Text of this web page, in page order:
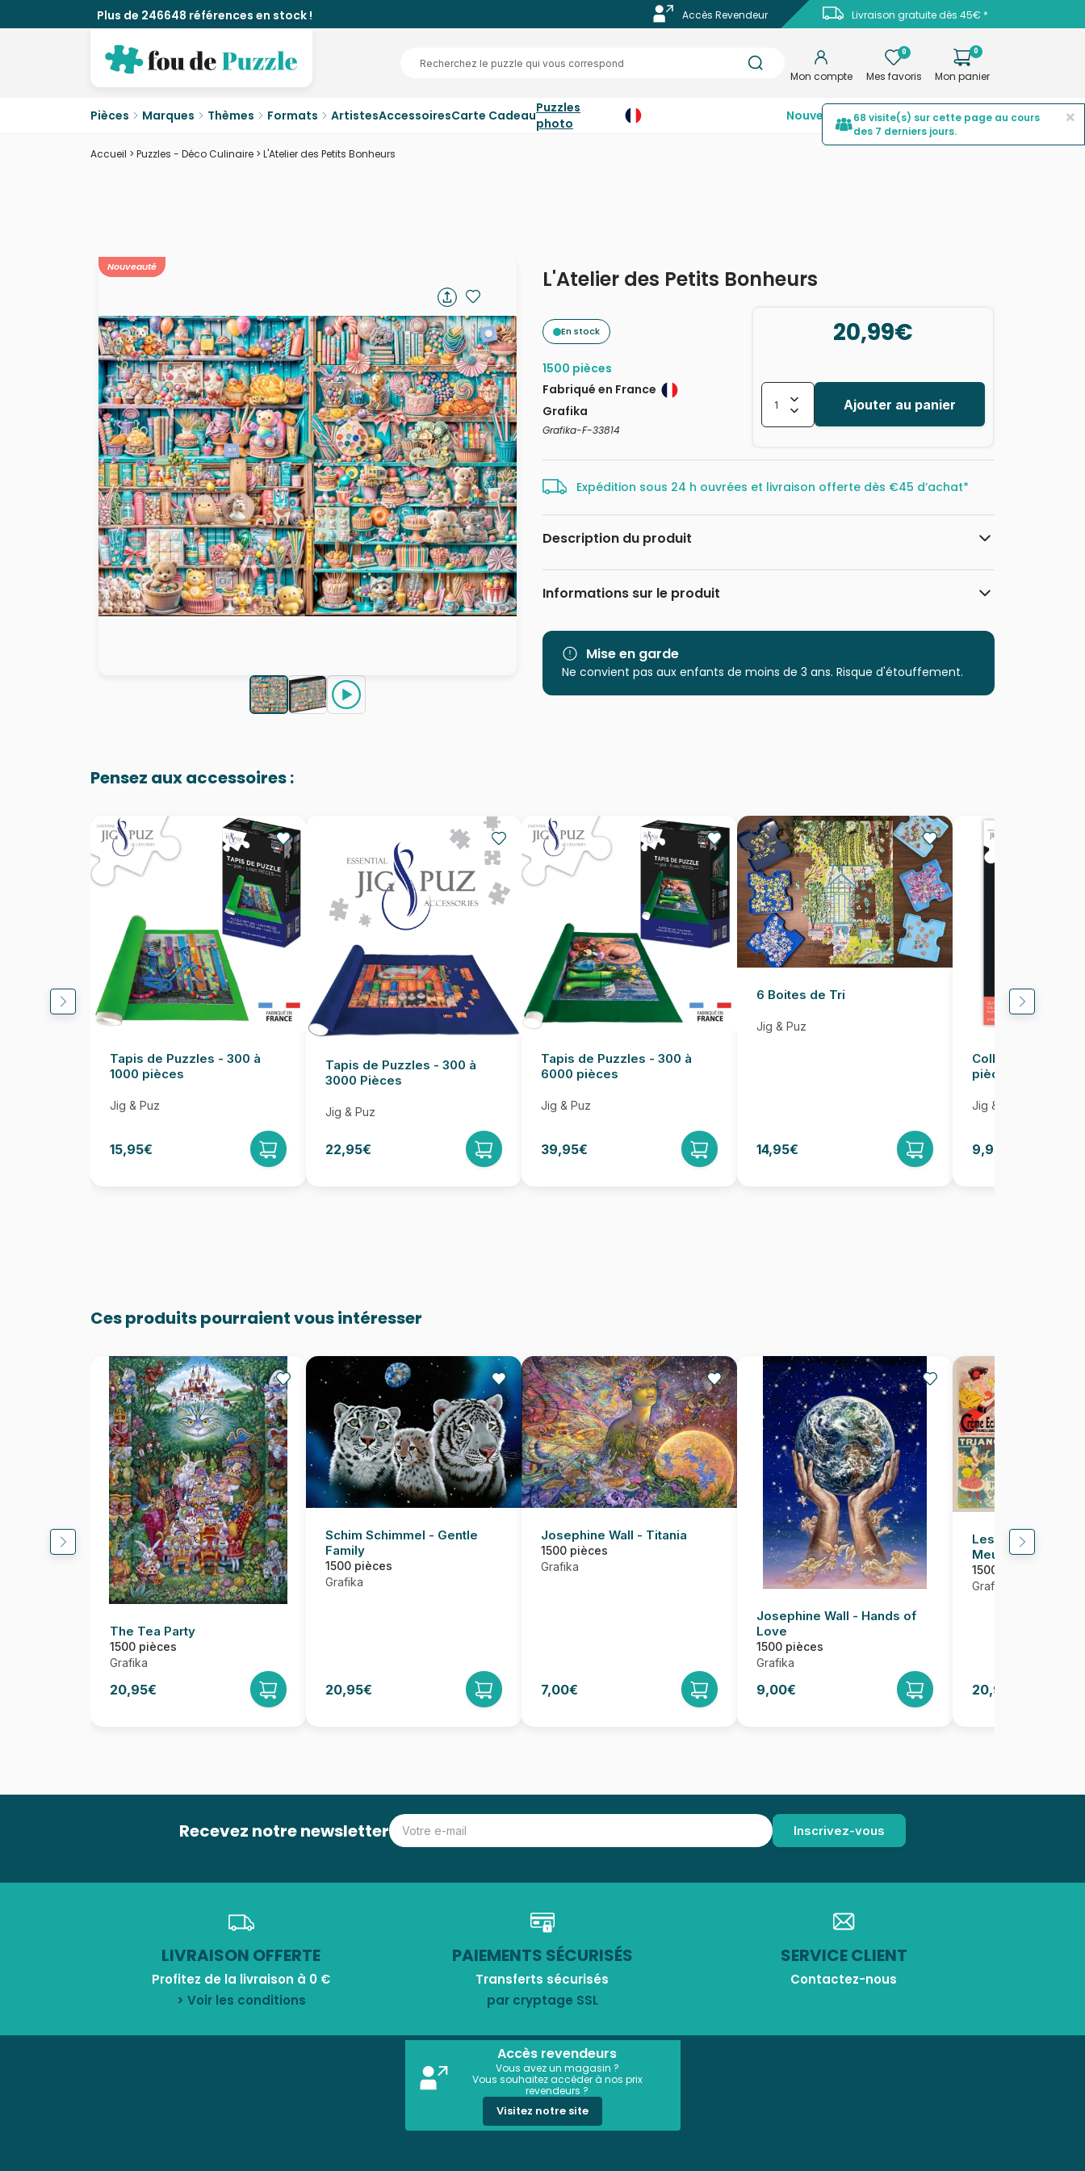
Plus de 246648 références en stock ! Livraison gratuite dès 45€ *
Accès Revendeur
Mon compte
0
Mes favoris
0
Mon panier
Pièces Marques Thèmes Formats ArtistesAccessoiresCarte CadeauPuzzles
photo
NouveautésTop ventesPromotions
Accueil > Puzzles - Déco Culinaire > L'Atelier des Petits Bonheurs
Nouveauté L'Atelier des Petits Bonheurs
En stock
1500 pièces
Fabriqué en France
Grafika
Grafika-F-33814
20,99€
Ajouter au panier
Expédition sous 24 h ouvrées et livraison offerte dès €45 d’achat*
Description du produit
Interlitho Licensing GmbH
Informations sur le produit
Catégorie
Age
Puzzle pour Adultes (500 à 48.000
pièces)
Mise en garde
Ne convient pas aux enfants de moins de 3 ans. Risque d'étouffement.
Pensez aux accessoires :
Tapis de Puzzles - 300 à
1000 pièces
Jig & Puz
15,95€
Tapis de Puzzles - 300 à
3000 Pièces
Jig & Puz
22,95€
Tapis de Puzzles - 300 à
6000 pièces
Jig & Puz
39,95€
6 Boites de Tri
Jig & Puz
14,95€
Colle pour Puzzle
pièces
Jig & Puz
9,95€
Ces produits pourraient vous intéresser
The Tea Party
1500 pièces
Grafika
20,95€
Schim Schimmel - Gentle
Family
1500 pièces
Grafika
20,95€
Josephine Wall - Titania
1500 pièces
Grafika
7,00€
Josephine Wall - Hands of
Love
1500 pièces
Grafika
9,00€
Les Affiches de
Meunier
1500 pièces
Grafika
20,95€
Recevez notre newsletter
LIVRAISON OFFERTE
Profitez de la livraison à 0 €
> Voir les conditions
PAIEMENTS SÉCURISÉS
Transferts sécurisés
par cryptage SSL
SERVICE CLIENT
Contactez-nous
Accès revendeurs
Vous avez un magasin ?
Vous souhaitez accéder à nos prix
revendeurs ?
Visitez notre site
×
68 visite(s) sur cette page au cours
des 7 derniers jours.